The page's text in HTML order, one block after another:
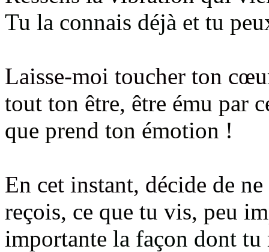
Tu la connais déjà et tu
Laisse-moi toucher ton
tout ton être, être ému par
que prend ton émotion !
En cet instant, décide de
reçois, ce que tu vis, peu
importante la façon dont tu